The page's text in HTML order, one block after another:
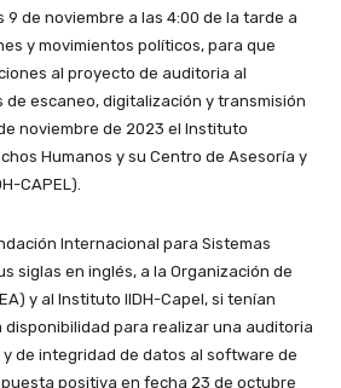
9 de noviembre a las 4:00 de la tarde a
y movimientos políticos, para que
al proyecto de auditoria al
escaneo, digitalización y transmisión
noviembre de 2023 el Instituto
Humanos y su Centro de Asesoría y
CAPEL).
Internacional para Sistemas
siglas en inglés, a la Organización de
y al Instituto IIDH-Capel, si tenían
disponibilidad para realizar una auditoria
de integridad de datos al software de
positiva en fecha 23 de octubre